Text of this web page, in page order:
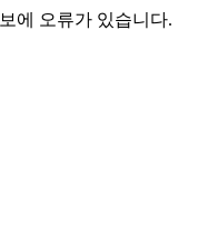
에 오류가 있습니다.